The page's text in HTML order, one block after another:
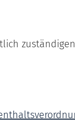
zuständigen